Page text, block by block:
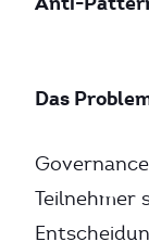
Das
Teilnehmer